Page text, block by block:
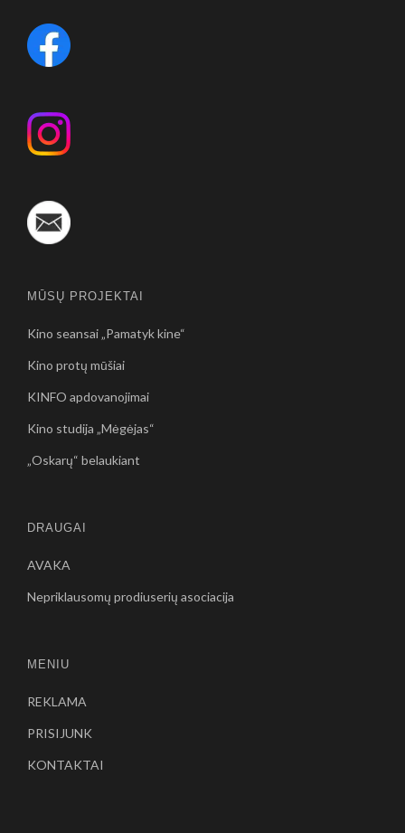
MŪSŲ PROJEKTAI
Kino seansai „Pamatyk kine“
Kino protų mūšiai
KINFO apdovanojimai
Kino studija „Mėgėjas“
„Oskarų“ belaukiant
DRAUGAI
AVAKA
Nepriklausomų prodiuserių asociacija
MENIU
REKLAMA
PRISIJUNK
KONTAKTAI